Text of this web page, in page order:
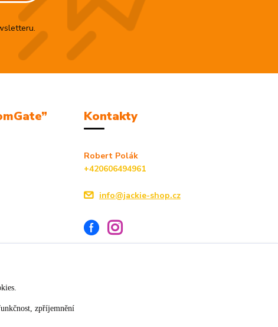
Kontakty
Robert Polák
+420606494961
info@jackie-shop.cz
zpříjemnění